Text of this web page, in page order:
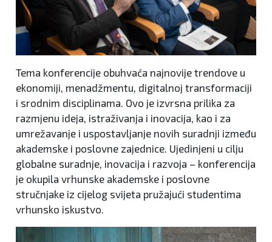
Tema konferencije obuhvaća najnovije trendove u
ekonomiji, menadžmentu, digitalnoj transformaciji
i srodnim disciplinama. Ovo je izvrsna prilika za
razmjenu ideja, istraživanja i inovacija, kao i za
umrežavanje i uspostavljanje novih suradnji između
akademske i poslovne zajednice. Ujedinjeni u cilju
globalne suradnje, inovacija i razvoja – konferencija
je okupila vrhunske akademske i poslovne
stručnjake iz cijelog svijeta pružajući studentima
vrhunsko iskustvo.